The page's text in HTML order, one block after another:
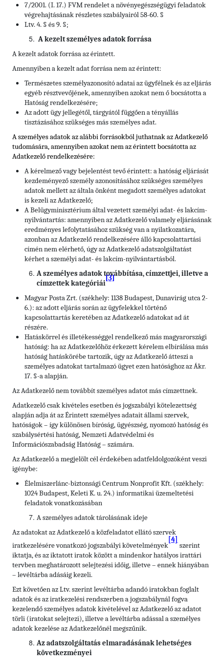
7/2001. (I. 17.) FVM rendelet a növényegészségügyi feladatok
végrehajtásának részletes szabályairól 58-60. §
Ltv. 4. § és 9. §;
A kezelt személyes adatok forrása
A kezelt adatok forrása az érintett.
Amennyiben a kezelt adat forrása nem az érintett:
Természetes személyazonosító adatai az ügyfélnek és az eljárás
egyéb résztvevőjének, amennyiben azokat nem ő bocsátotta a
Hatóság rendelkezésére;
Az adott ügy jellegétől, tárgyától függően a tényállás
tisztázásához szükséges más személyes adat.
A személyes adatok az alábbi forrásokból juthatnak az Adatkezelő
tudomására, amennyiben azokat nem az érintett bocsátotta az
Adatkezelő rendelkezésére:
A kérelmező vagy bejelentést tevő érintett: a hatóság eljárását
kezdeményező személy azonosításához szükséges személyes
adatok mellett az általa önként megadott személyes adatokat
is kezeli az Adatkezelő;
A Belügyminisztérium által vezetett személyi adat- és lakcím-
nyilvántartás: amennyiben az Adatkezelő valamely eljárásának
eredményes lefolytatásához szükség van a nyilatkozatára,
azonban az Adatkezelő rendelkezésére álló kapcsolattartási
címén nem elérhető, úgy az Adatkezelő adatszolgáltatást
kérhet a személyi adat- és lakcím-nyilvántartásból.
A személyes adatok továbbítása, címzettjei, illetve a
címzettek kategóriái
[3]
Magyar Posta Zrt. (székhely: 1138 Budapest, Dunavirág utca 2-
6.): az adott eljárás során az ügyfelekkel történő
kapcsolattartás keretében az Adatkezelő adatokat ad át
részére.
Hatáskörrel és illetékességgel rendelkező más magyarországi
hatóság: ha az Adatkezelőhöz érkezett kérelem elbírálása más
hatóság hatáskörébe tartozik, úgy az Adatkezelő átteszi a
személyes adatokat tartalmazó ügyet ezen hatósághoz az Ákr.
17. §-a alapján.
Az Adatkezelő nem továbbít személyes adatot más címzettnek.
Adatkezelő csak kivételes esetben és jogszabályi kötelezettség
alapján adja át az Érintett személyes adatait állami szervek,
hatóságok – így különösen bíróság, ügyészség, nyomozó hatóság és
szabálysértési hatóság, Nemzeti Adatvédelmi és
Információszabadság Hatóság – számára.
Az Adatkezelő a megjelölt cél érdekében adatfeldolgozóként veszi
igénybe:
Élelmiszerlánc-biztonsági Centrum Nonprofit Kft. (székhely:
1024 Budapest, Keleti K. u. 24.) informatikai üzemeltetési
feladatok vonatkozásában
A személyes adatok tárolásának ideje
Az adatokat az Adatkezelő a közfeladatot ellátó szervek
iratkezelésére vonatkozó jogszabályi követelmények
[4]
szerint
iktatja, és az iktatott iratok között a mindenkor hatályos irattári
tervben meghatározott selejtezési időig, illetve – ennek hiányában
– levéltárba adásáig kezeli.
Ezt követően az Ltv. szerint levéltárba adandó iratokban foglalt
adatok és az iratkezelési rendszerben a jogszabálynál fogva
kezelendő személyes adatok kivételével az Adatkezelő az adatot
törli (iratokat selejtezi), illetve a levéltárba adással a személyes
adatok kezelése az Adatkezelőnél megszűnik.
Az adatszolgáltatás elmaradásának lehetséges
következményei